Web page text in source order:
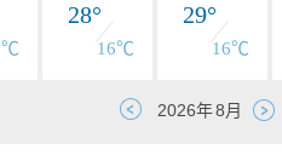
28°
16℃
29°
16℃